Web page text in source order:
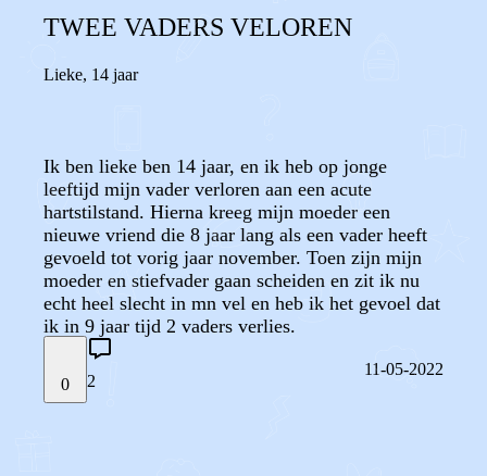
TWEE VADERS VELOREN
Lieke, 14 jaar
Ik ben lieke ben 14 jaar, en ik heb op jonge
leeftijd mijn vader verloren aan een acute
hartstilstand. Hierna kreeg mijn moeder een
nieuwe vriend die 8 jaar lang als een vader heeft
gevoeld tot vorig jaar november. Toen zijn mijn
moeder en stiefvader gaan scheiden en zit ik nu
echt heel slecht in mn vel en heb ik het gevoel dat
ik in 9 jaar tijd 2 vaders verlies.
0 2
11-05-2022